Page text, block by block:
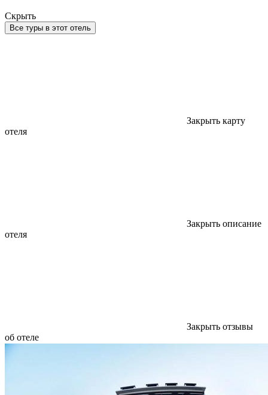
Скрыть
Все туры в этот отель
Закрыть карту
отеля
Закрыть описание
отеля
Закрыть отзывы
об отеле